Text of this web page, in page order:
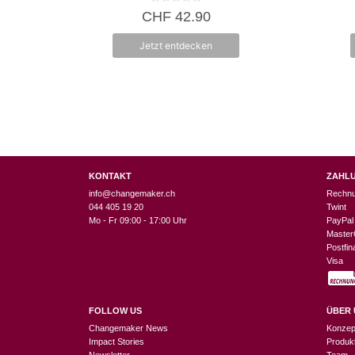
0
v
5
CHF42.90
Jetzt entdecken
KONTAKT
info@changemaker.ch
044 405 19 20
Mo - Fr 09:00 - 17:00 Uhr
FOLLOW US
Changemaker News
Impact Stories
Twint
PayPal
Visa
ÜBER